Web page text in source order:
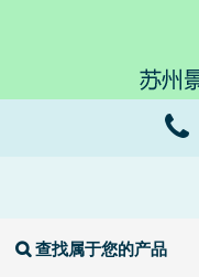
查找属于您的产品